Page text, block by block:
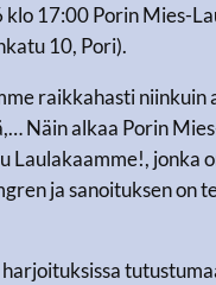
klo 17:00 Porin Mies-
10, Pori).
raikkahasti niinkuin
Näin alkaa Porin
Laulakaamme!, jonka
ja sanoituksen on